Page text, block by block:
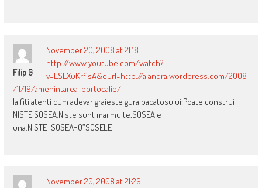
Filip G
November 20, 2008 at 21:18
http://www.youtube.com/watch?
v=ESEXuKrfisA&eurl=http://alandra.wordpress.com/2008
/11/19/amenintarea-portocalie/
Ia fiti atenti cum adevar graieste gura pacatosului:Poate construi
NISTE SOSEA.Niste sunt mai multe,SOSEA e
una.NISTE+SOSEA=O”SOSELE
November 20, 2008 at 21:26